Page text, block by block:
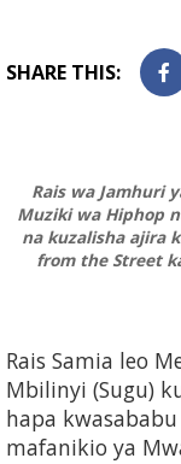
SHARE THIS:
Rais wa Jamhuri
Muziki wa Hiphop
na kuzalisha ajira
from the Street
Rais Samia leo
Mbilinyi (Sugu)
hapa
mafanikio ya